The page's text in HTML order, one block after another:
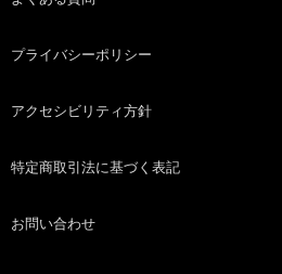
プライバシーポリシー
アクセシビリティ方針
特定商取引法に基づく表記
お問い合わせ